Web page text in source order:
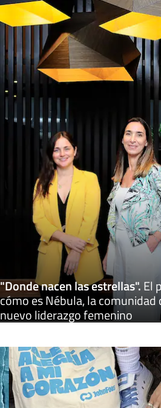
"Donde nacen las estrellas".El
cómo es Nébula, la
nuevo liderazgo femenino